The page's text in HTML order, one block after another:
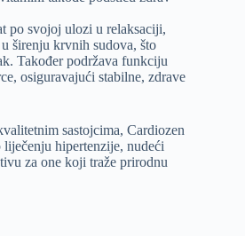
po svojoj ulozi u relaksaciji,
širenju krvnih sudova, što
Također podržava funkciju
osiguravajući stabilne, zdrave
sastojcima, Cardiozen
hipertenzije, nudeći
za one koji traže prirodnu